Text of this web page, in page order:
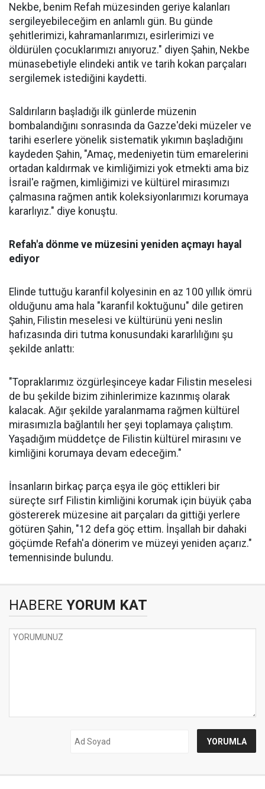
Nekbe, benim Refah müzesinden geriye kalanları
sergileyebileceğim en anlamlı gün. Bu günde
şehitlerimizi, kahramanlarımızı, esirlerimizi ve
öldürülen çocuklarımızı anıyoruz." diyen Şahin, Nekbe
münasebetiyle elindeki antik ve tarih kokan parçaları
sergilemek istediğini kaydetti.
Saldırıların başladığı ilk günlerde müzenin
bombalandığını sonrasında da Gazze'deki müzeler ve
tarihi eserlere yönelik sistematik yıkımın başladığını
kaydeden Şahin, "Amaç, medeniyetin tüm emarelerini
ortadan kaldırmak ve kimliğimizi yok etmekti ama biz
İsrail'e rağmen, kimliğimizi ve kültürel mirasımızı
çalmasına rağmen antik koleksiyonlarımızı korumaya
kararlıyız." diye konuştu.
Refah'a dönme ve müzesini yeniden açmayı hayal
ediyor
Elinde tuttuğu karanfil kolyesinin en az 100 yıllık ömrü
olduğunu ama hala "karanfil koktuğunu" dile getiren
Şahin, Filistin meselesi ve kültürünü yeni neslin
hafızasında diri tutma konusundaki kararlılığını şu
şekilde anlattı:
"Topraklarımız özgürleşinceye kadar Filistin meselesi
de bu şekilde bizim zihinlerimize kazınmış olarak
kalacak. Ağır şekilde yaralanmama rağmen kültürel
mirasımızla bağlantılı her şeyi toplamaya çalıştım.
Yaşadığım müddetçe de Filistin kültürel mirasını ve
kimliğini korumaya devam edeceğim."
İnsanların birkaç parça eşya ile göç ettikleri bir
süreçte sırf Filistin kimliğini korumak için büyük çaba
göstererek müzesine ait parçaları da gittiği yerlere
götüren Şahin, "12 defa göç ettim. İnşallah bir dahaki
göçümde Refah'a dönerim ve müzeyi yeniden açarız."
temennisinde bulundu.
HABERE YORUM KAT